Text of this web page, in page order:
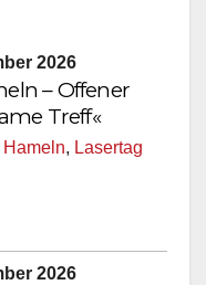
2026
– Offener
Treff«
Hameln, Lasertag
2026